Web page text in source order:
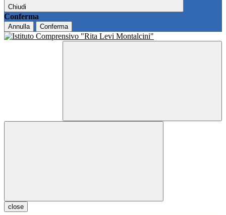
Chiudi
Conferma
Annulla Conferma
close